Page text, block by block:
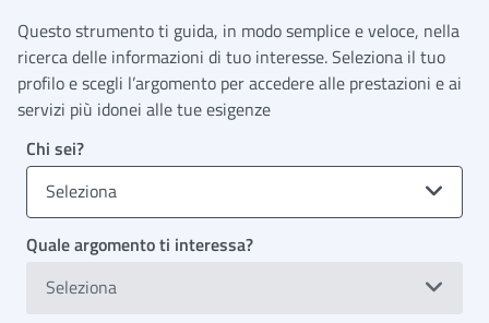
Questo strumento ti guida, in modo semplice e veloce, nella
ricerca delle informazioni di tuo interesse. Seleziona il tuo
profilo e scegli l’argomento per accedere alle prestazioni e ai
servizi più idonei alle tue esigenze
Chi sei?
Seleziona
Quale argomento ti interessa?
Seleziona